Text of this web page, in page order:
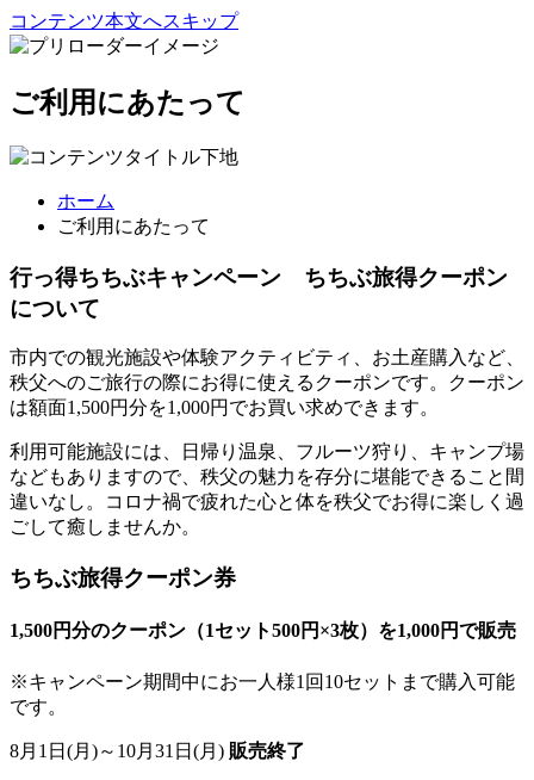
コンテンツ本文へスキップ
ご利用にあたって
ホーム
ご利用にあたって
行っ得ちちぶキャンペーン ちちぶ旅得クーポン
について
市内での観光施設や体験アクティビティ、お土産購入など、
秩父へのご旅行の際にお得に使えるクーポンです。クーポン
は額面1,500円分を1,000円でお買い求めできます。
利用可能施設には、日帰り温泉、フルーツ狩り、キャンプ場
などもありますので、秩父の魅力を存分に堪能できること間
違いなし。コロナ禍で疲れた心と体を秩父でお得に楽しく過
ごして癒しませんか。
ちちぶ旅得クーポン券
1,500円分のクーポン （1セット500円×3枚）を1,000円で販売
※キャンペーン期間中にお一人様1回10セットまで購入可能
です。
8月1日(月)～10月31日(月) 販売終了